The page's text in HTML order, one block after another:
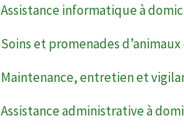
Assistance informatique à
Soins et promenades
Maintenance, entretien et
Assistance administrative à